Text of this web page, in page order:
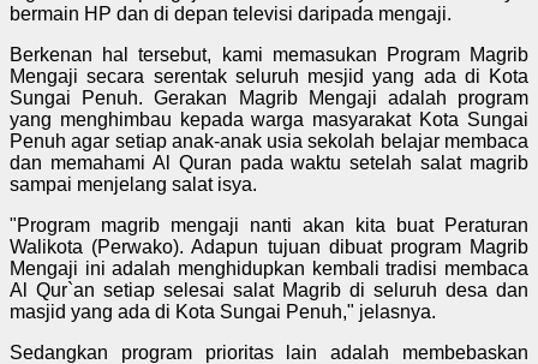
bermain HP dan di depan televisi daripada mengaji.
Berkenan hal tersebut, kami memasukan Program Magrib
Mengaji secara serentak seluruh mesjid yang ada di Kota
Sungai Penuh. Gerakan Magrib Mengaji adalah program
yang menghimbau kepada warga masyarakat Kota Sungai
Penuh agar setiap anak-anak usia sekolah belajar membaca
dan memahami Al Quran pada waktu setelah salat magrib
sampai menjelang salat isya.
"Program magrib mengaji nanti akan kita buat Peraturan
Walikota (Perwako). Adapun tujuan dibuat program Magrib
Mengaji ini adalah menghidupkan kembali tradisi membaca
Al Qur`an setiap selesai salat Magrib di seluruh desa dan
masjid yang ada di Kota Sungai Penuh," jelasnya.
Sedangkan program prioritas lain adalah membebaskan